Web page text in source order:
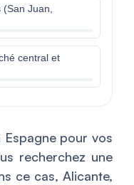
(San Juan,
central et
pour vos
recherchez une
ce cas, Alicante,